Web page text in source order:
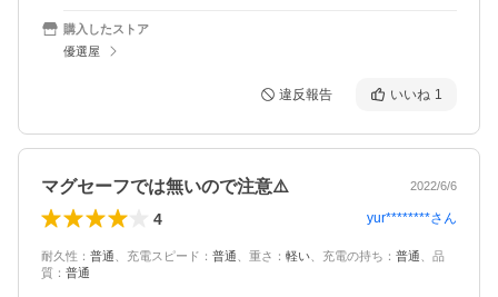
購入したストア
優選屋
違反報告 いいね 1
マグセーフでは無いので注意⚠️ 2022/6/6
4 yur********さん
耐久性 ： 普通 充電スピード ： 普通 重さ ： 軽い 充電の持ち ： 普通
品
質 ： 普通